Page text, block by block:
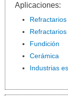
Aplicaciones:
Fundición
Cerámica
Industrias